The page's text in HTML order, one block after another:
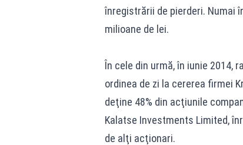
înregistrării de pierderi. Numai
milioane de lei.
În cele din urmă, în iunie 2014,
ordinea de zi la cererea firmei
deţine 48% din acţiunile
Kalatse Investments Limited,
de alţi acţionari.